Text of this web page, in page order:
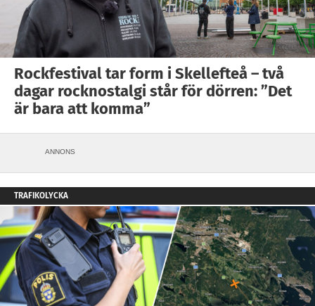
Rockfestival tar form i Skellefteå – två
dagar rocknostalgi står för dörren: ”Det
är bara att komma”
ANNONS
TRAFIKOLYCKA